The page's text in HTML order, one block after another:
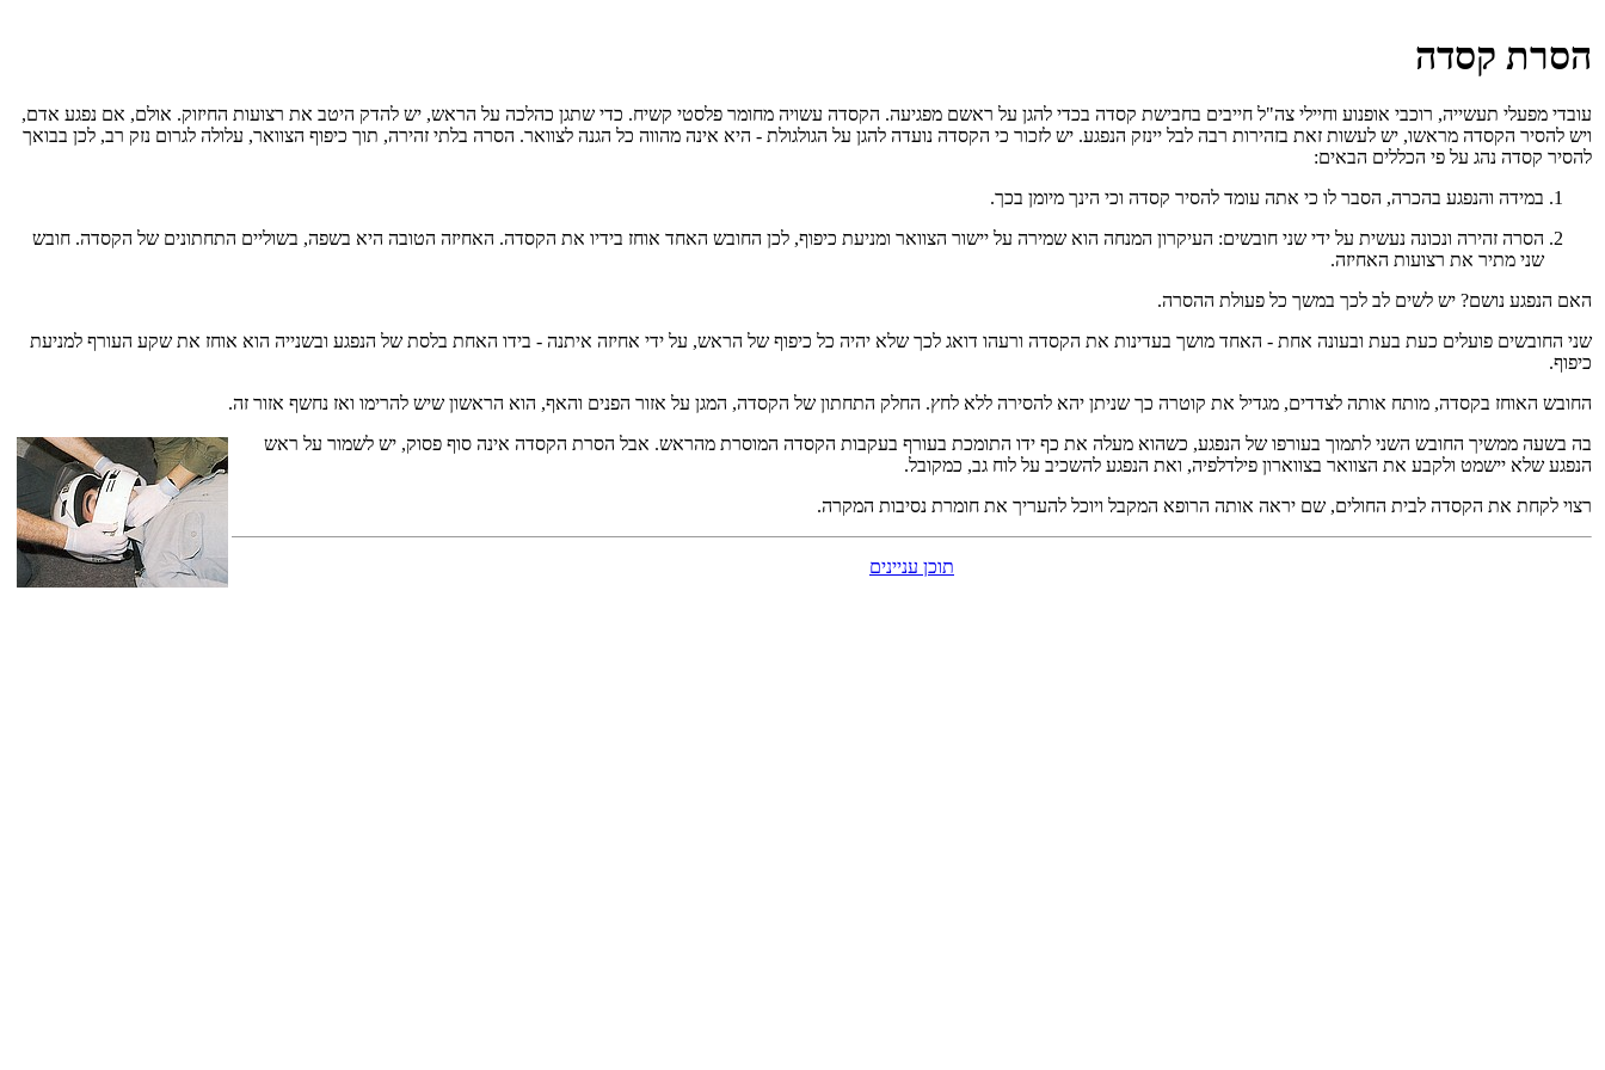
הסרת קסדה
עובדי מפעלי תעשייה, רוכבי אופנוע וחיילי צה"ל חייבים בחבישת קסדה בכדי להגן על ראשם מפגיעה. הקסדה עשויה מחומר פלסטי קשיח. כדי שתגן כהלכה על הראש, יש להדק היטב את רצועות החיזוק. אולם, אם נפגע אדם,
ויש להסיר הקסדה מראשו, יש לעשות זאת בזהירות רבה לבל יינזק הנפגע. יש לזכור כי הקסדה נועדה להגן על הגולגולת - היא אינה מהווה כל הגנה לצוואר. הסרה בלתי זהירה, תוך כיפוף הצוואר, עלולה לגרום נזק רב, לכן בבואך
להסיר קסדה נהג על פי הכללים הבאים:
במידה והנפגע בהכרה, הסבר לו כי אתה עומד להסיר קסדה וכי הינך מיומן בכך.
הסרה זהירה ונכונה נעשית על ידי שני חובשים: העיקרון המנחה הוא שמירה על יישור הצוואר ומניעת כיפוף, לכן החובש האחד אוחז בידיו את הקסדה. האחיזה הטובה היא בשפה, בשוליים התחתונים של הקסדה. חובש
שני מתיר את רצועות האחיזה.
האם הנפגע נושם? יש לשים לב לכך במשך כל פעולת ההסרה.
שני החובשים פועלים כעת בעת ובעונה אחת - האחד מושך בעדינות את הקסדה ורעהו דואג לכך שלא יהיה כל כיפוף של הראש, על ידי אחיזה איתנה - בידו האחת בלסת של הנפגע ובשנייה הוא אוחז את שקע העורף למניעת
כיפוף.
החובש האוחז בקסדה, מותח אותה לצדדים, מגדיל את קוטרה כך שניתן יהא להסירה ללא לחץ. החלק התחתון של הקסדה, המגן על אזור הפנים והאף, הוא הראשון שיש להרימו ואז נחשף אזור זה.
בה בשעה ממשיך החובש השני לתמוך בעורפו של הנפגע, כשהוא מעלה את כף ידו התומכת בעורף בעקבות הקסדה המוסרת מהראש. אבל הסרת הקסדה אינה סוף פסוק, יש לשמור על ראש
הנפגע שלא יישמט ולקבע את הצוואר בצווארון פילדלפיה, ואת הנפגע להשכיב על לוח גב, כמקובל.
רצוי לקחת את הקסדה לבית החולים, שם יראה אותה הרופא המקבל ויוכל להעריך את חומרת נסיבות המקרה.
תוכן עניינים